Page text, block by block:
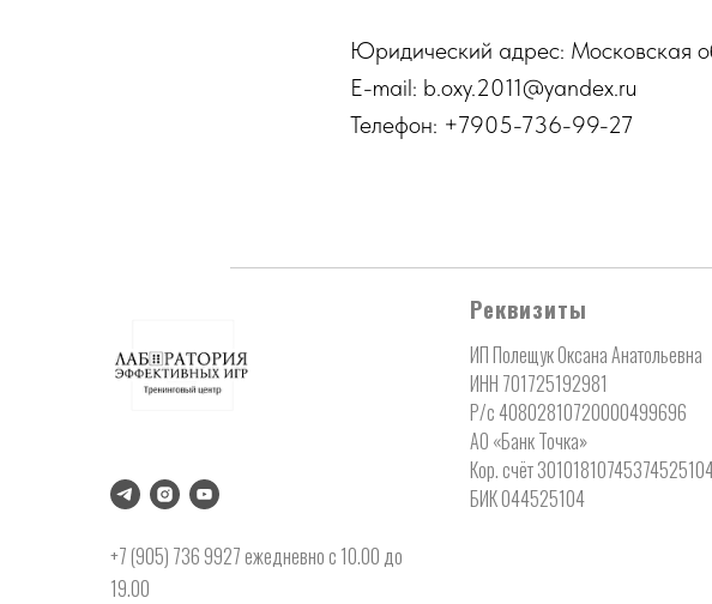
Юридический адрес: Московская
E-mail: b.oxy.2011@yandex.ru
Телефон: +7905-736-99-27
+7 (905) 736 9927 ежедневно с 10.00 до
19.00
Реквизиты
ИП Полещук Оксана Анатольевна
ИНН 701725192981
Р/с 40802810720000499696
АО «Банк Точка»
Кор. счёт
БИК 044525104